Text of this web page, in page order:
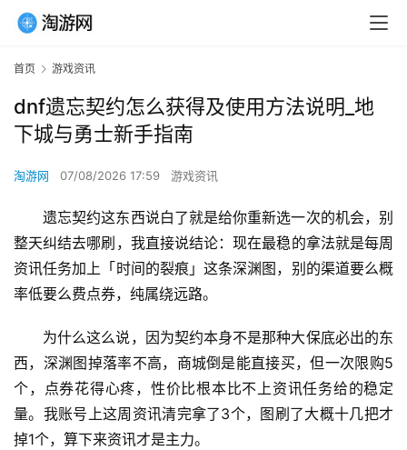
首页 游戏资讯
dnf遗忘契约怎么获得及使用方法说明_地
下城与勇士新手指南
淘游网 07/08/2026 17:59 游戏资讯
遗忘契约这东西说白了就是给你重新选一次的机会，别
整天纠结去哪刷，我直接说结论：现在最稳的拿法就是每周
资讯任务加上「时间的裂痕」这条深渊图，别的渠道要么概
率低要么费点券，纯属绕远路。
为什么这么说，因为契约本身不是那种大保底必出的东
西，深渊图掉落率不高，商城倒是能直接买，但一次限购5
个，点券花得心疼，性价比根本比不上资讯任务给的稳定
量。我账号上这周资讯清完拿了3个，图刷了大概十几把才
掉1个，算下来资讯才是主力。